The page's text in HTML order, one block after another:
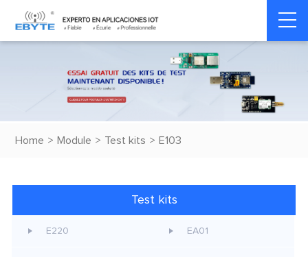
Home > Module > Test kits > E103
Test kits
E220 EA01